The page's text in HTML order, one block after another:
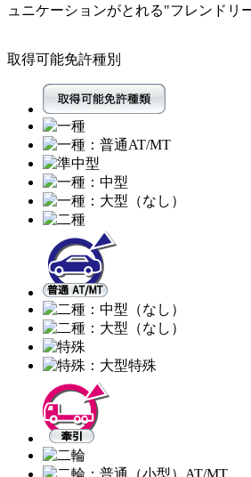
ュニケーションがとれる"フレンドリ
取得可能免許種別